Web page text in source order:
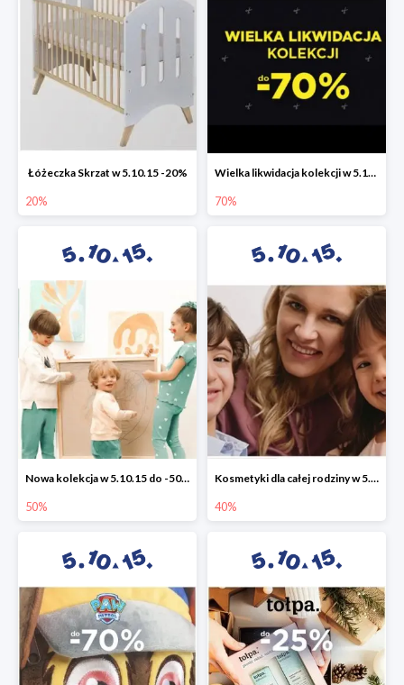
Łóżeczka Skrzat w 5.10.15 -20%
20%
Wielka likwidacja kolekcji w 5.10.15 do -70%
70%
Nowa kolekcja w 5.10.15 do -50%
50%
Kosmetyki dla całej rodziny w 5.10.15 do -40%
40%